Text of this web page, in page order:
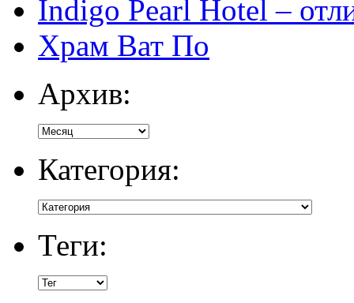
Indigo Pearl Hotel –
Храм Ват По
Архив:
Категория:
Теги: